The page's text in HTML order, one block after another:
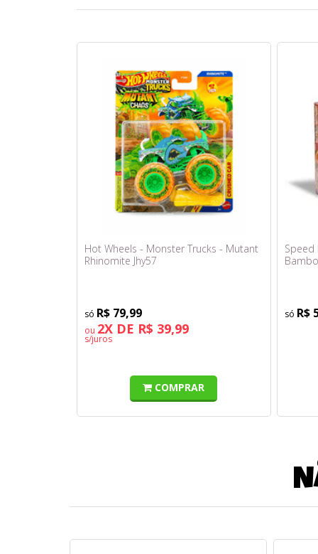
Hot Wheels - Monster Trucks - Mutant
Rhinomite Jhy57
R$ 79,99
ou 2X DE R$ 39,99
s/juros
COMPRAR
Speed
R$